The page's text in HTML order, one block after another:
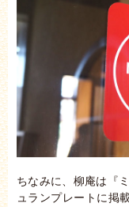
ちなみに、柳庵は『
ュランプレートに掲